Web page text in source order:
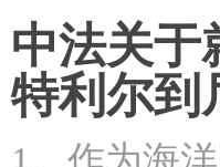
中法关
特利尔到